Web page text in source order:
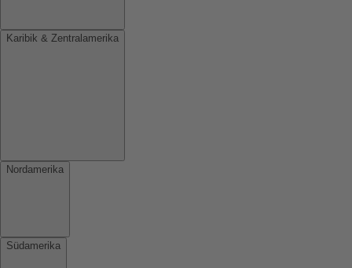
Karibik & Zentralamerika
Nordamerika
Südamerika